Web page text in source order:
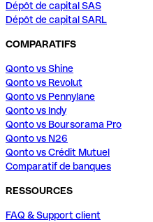
Dépôt de capital SAS
Dépôt de capital SARL
COMPARATIFS
Qonto vs Shine
Qonto vs Revolut
Qonto vs Pennylane
Qonto vs Indy
Qonto vs Boursorama Pro
Qonto vs N26
Qonto vs Crédit Mutuel
Comparatif de banques
RESSOURCES
FAQ & Support client